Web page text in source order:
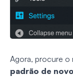
Agora, procure o
padrão de